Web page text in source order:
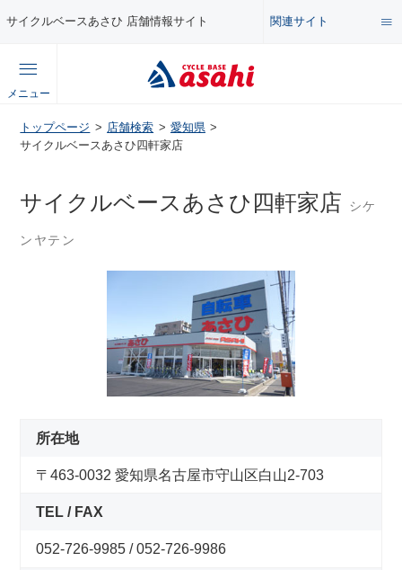
サイクルベースあさひ 店舗情報サイト 関連サイト
総合サイト
公式オンラインストア
企業情報サイト
店舗情報サイト
メニュー
コンテンツ
メンテナンス・カスタム講座
自転車・パーツの使い方・選び方
ぶろぐ・で・あさひ
製品情報
トップページ 店舗検索
愛知県
サイクルベースあさひ四軒家店
サイクルベースあさひ四軒家店 シケ
ンヤテン
所在地
〒463-0032 愛知県名古屋市守山区白山2-703
TEL / FAX
052-726-9985 / 052-726-9986